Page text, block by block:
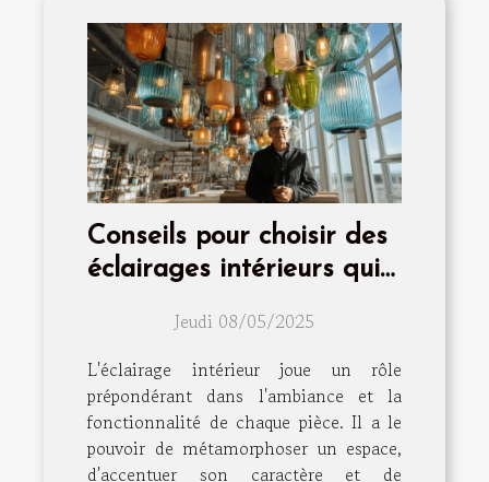
Conseils pour choisir des
éclairages intérieurs qui
Jeudi 08/05/2025
L'éclairage intérieur joue un rôle
prépondérant dans l'ambiance et la
fonctionnalité de chaque pièce. Il a le
pouvoir de métamorphoser un espace,
d'accentuer son caractère et de